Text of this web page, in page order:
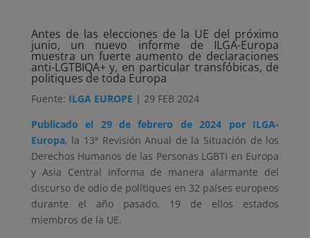
Antes de las elecciones de la UE del próximo
junio, un nuevo informe de ILGA-Europa
muestra un fuerte aumento de declaraciones
anti-LGTBIQA+ y, en particular transfóbicas, de
politiques de toda Europa
Fuente: ILGA EUROPE | 29 FEB 2024
Publicado el 29 de febrero de 2024 por ILGA-
Europa, la 13ª Revisión Anual de la Situación de los
Derechos Humanos de las Personas LGBTI en Europa
y Asia Central informa de manera alarmante del
discurso de odio de polítiques en 32 países europeos
durante el año pasado, 19 de ellos estados
miembros de la UE.